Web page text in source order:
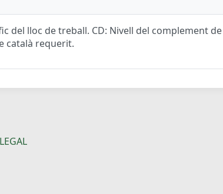
del lloc de treball. CD: Nivell del complement
català requerit.